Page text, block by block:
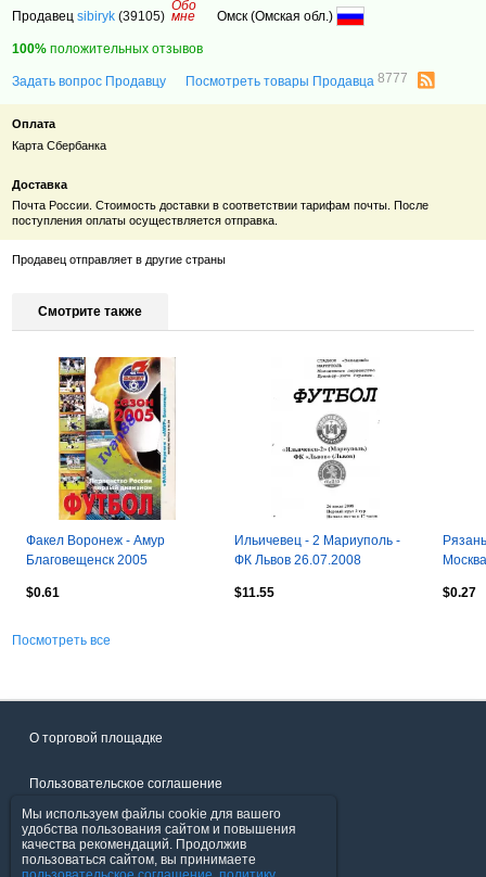
Продавецsibiryk (39105)
Обо
мне Омск (Омская обл.)
100% положительных отзывов
Задать вопрос Продавцу Посмотреть товары Продавца8777
Оплата
Карта Сбербанка
Доставка
Почта России. Стоимость доставки в соответствии тарифам почты. После
поступления оплаты осуществляется отправка.
Продавец отправляет в другие страны
Смотрите также
Факел Воронеж - Амур
Благовещенск 2005
$0.61
Ильичевец - 2 Мариуполь -
ФК Львов 26.07.2008
$11.55
$0.27
Посмотреть все
О торговой площадке
Пользовательское соглашение
Политика конфиденциальности
Мы используем файлы cookie для вашего
удобства пользования сайтом и повышения
качества рекомендаций. Продолжив
пользоваться сайтом, вы принимаете